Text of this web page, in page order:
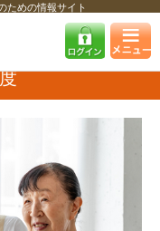
ための情報サイト
介護
認知症高齢者の日常